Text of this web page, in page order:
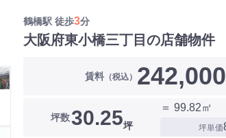
鶴橋駅 徒歩3分
大阪府東小橋三丁目の店舗物件
賃料 （税込） 242,000
坪数30.25坪
＝ 99.82㎡
坪単価